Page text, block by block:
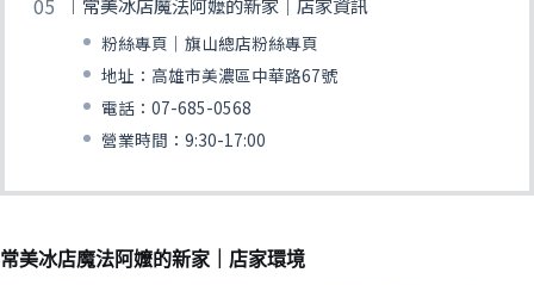
粉絲專頁｜旗山總店粉絲專頁
地址：高雄市美濃區中華路67號
電話：07-685-0568
營業時間：9:30-17:00
常美冰店魔法阿嬤的新家｜店家環境